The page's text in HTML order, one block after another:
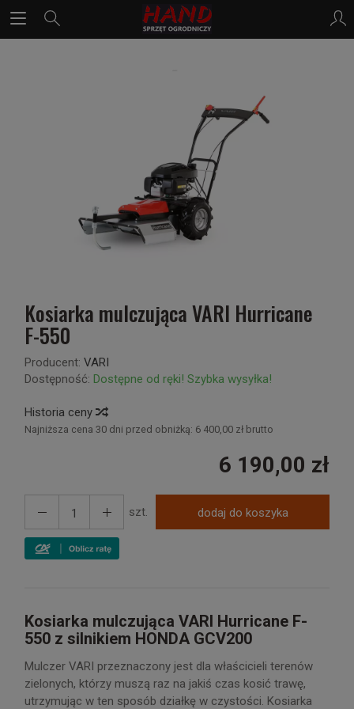
Kosiarka mulczująca VARI Hurricane
F-550
Producent: VARI
Dostępność: Dostępne od ręki! Szybka wysyłka!
Historia ceny
Najniższa cena 30 dni przed obniżką: 6 400,00 zł brutto
6 190,00 zł
szt. dodaj do koszyka
Kosiarka mulczująca VARI Hurricane F-
550 z silnikiem HONDA GCV200
Mulczer VARI przeznaczony jest dla właścicieli terenów
zielonych, którzy muszą raz na jakiś czas kosić trawę,
utrzymując w ten sposób działkę w czystości. Kosiarka